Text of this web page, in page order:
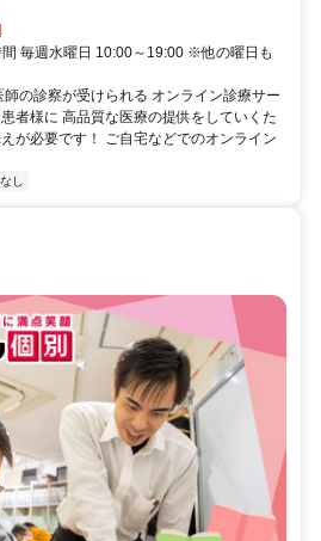
間 毎週水曜日 10:00～19:00 ※他の曜日も
の診察が受けられる オンライン診療サー
者様に 高品質な医療の提供をしていくた
が必要です！ ご自宅などでのオンライン
し